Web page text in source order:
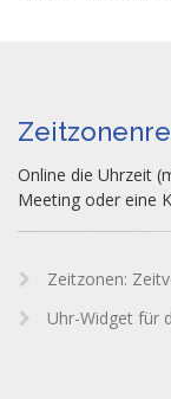
Online die Uhrzeit
Meeting oder eine
Zeitzonen:
Uhr-Widget für